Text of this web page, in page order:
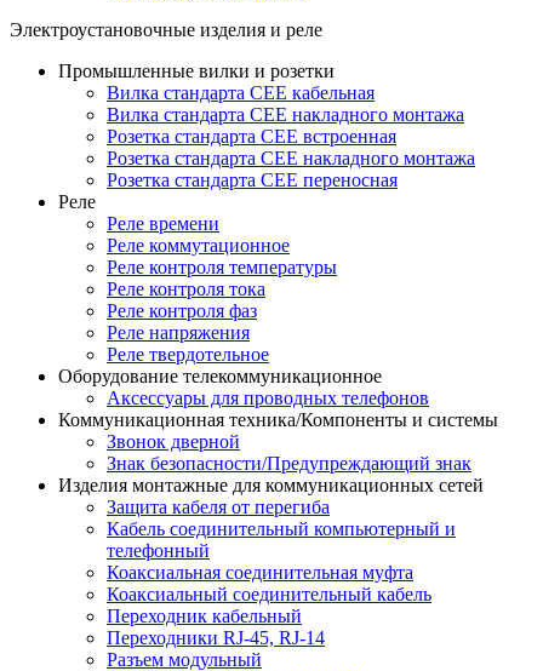
Электроустановочные изделия и реле
Промышленные вилки и розетки
Вилка стандарта CEE кабельная
Вилка стандарта CEE накладного монтажа
Розетка стандарта CEE встроенная
Розетка стандарта СЕЕ накладного монтажа
Розетка стандарта СЕЕ переносная
Реле
Реле времени
Реле коммутационное
Реле контроля температуры
Реле контроля тока
Реле контроля фаз
Реле напряжения
Реле твердотельное
Оборудование телекоммуникационное
Аксессуары для проводных телефонов
Коммуникационная техника/Компоненты и системы
Звонок дверной
Знак безопасности/Предупреждающий знак
Изделия монтажные для коммуникационных сетей
Защита кабеля от перегиба
Кабель соединительный компьютерный и
телефонный
Коаксиальная соединительная муфта
Коаксиальный соединительный кабель
Переходник кабельный
Переходники RJ-45, RJ-14
Разъем модульный